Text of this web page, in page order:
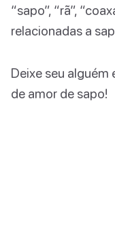
“sapo”, “rã”,
relacionadas a
Deixe seu
de amor de sapo!